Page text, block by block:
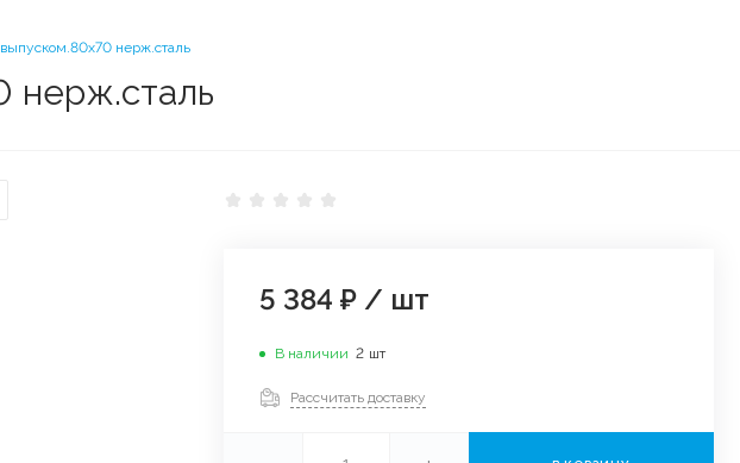
нерж.сталь
нерж.сталь
5 384 ₽ / шт
В наличии 2 шт
Рассчитать доставку